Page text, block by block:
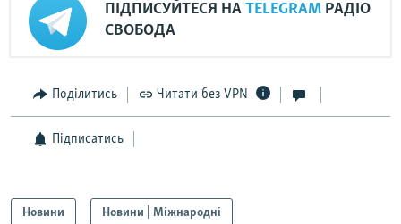
ПІДПИСУЙТЕСЯ НА TELEGRAM РАДІО
СВОБОДА
Поділитись Читати без VPN
Підписатись
Новини Новини | Міжнародні